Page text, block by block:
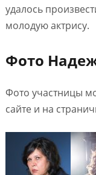
удалось
молодую актрису.
Фото
Фото участницы
сайте и на